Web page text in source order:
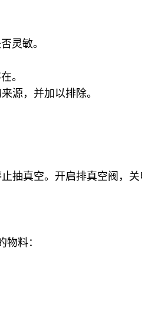
灵敏。
。
源，并加以排除。
抽真空。开启排真空阀，
料：